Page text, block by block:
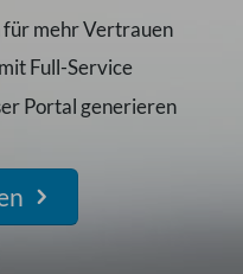
für mehr Vertrauen
Full-Service
Portal generieren